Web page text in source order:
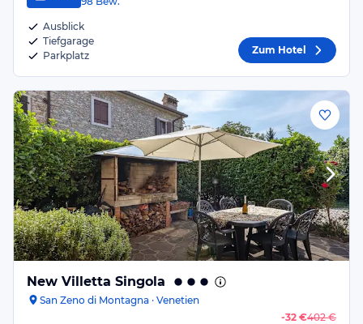
Ausblick
Tiefgarage
Parkplatz
Zum Hotel
New Villetta Singola
San Zeno di Montagna · Venetien
-32 €402 €